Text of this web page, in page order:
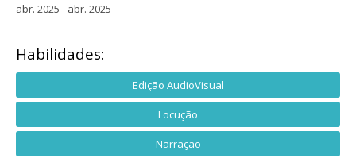
abr. 2025 - abr. 2025
Habilidades:
Edição AudioVisual
Locução
Narração